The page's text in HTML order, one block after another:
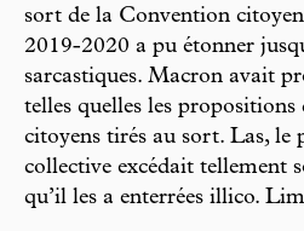
sort de la Convention
2019-2020 a pu étonner
sarcastiques. Macron avait
telles quelles les propositions
citoyens tirés au sort. Las, le
collective excédait tellement
qu’il les a enterrées illico.